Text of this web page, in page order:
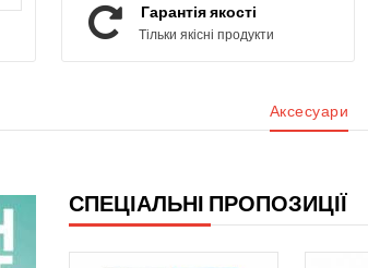
Гарантія якості
Тільки якісні продукти
Аксесуари
СПЕЦІАЛЬНІ ПРОПОЗИЦІЇ